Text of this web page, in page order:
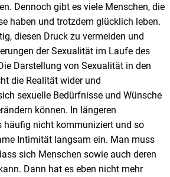
Dennoch gibt es viele Menschen, die
haben und trotzdem glücklich leben.
diesen Druck zu vermeiden und
der Sexualität im Laufe des
Darstellung von Sexualität in den
die Realität wider und
sexuelle Bedürfnisse und Wünsche
können. In längeren
häufig nicht kommuniziert und so
Intimität langsam ein. Man muss
sich Menschen sowie auch deren
Dann hat es eben nicht mehr